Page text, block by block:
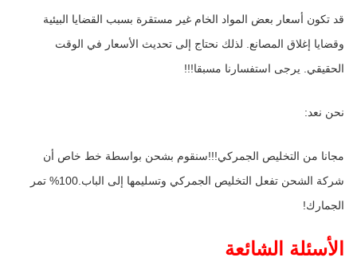
قد تكون أسعار بعض المواد الخام غير مستقرة بسبب القضايا البيئية
وقضايا إغلاق المصانع. لذلك نحتاج إلى تحديث الأسعار في الوقت
الحقيقي. يرجى استفسارنا مسبقا!!!
نحن نعد:
مجانا من التخليص الجمركي!!!سنقوم بشحن بواسطة خط خاص أن
شركة الشحن تفعل التخليص الجمركي وتسليمها إلى الباب.100% تمر
الجمارك!
الأسئلة الشائعة